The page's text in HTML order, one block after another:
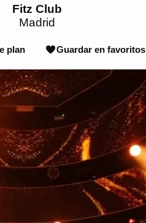
Fitz Club
Madrid
plan Guardar en favoritos